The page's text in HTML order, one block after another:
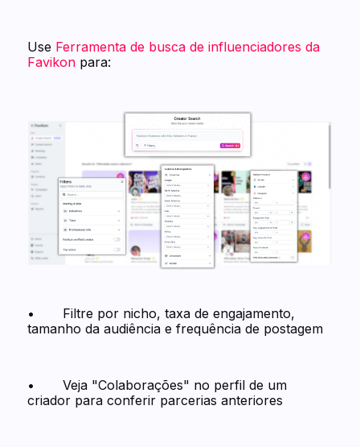
Use Ferramenta de busca de influenciadores da
Favikon para:
• Filtre por nicho, taxa de engajamento,
tamanho da audiência e frequência de postagem
• Veja "Colaborações" no perfil de um
criador para conferir parcerias anteriores